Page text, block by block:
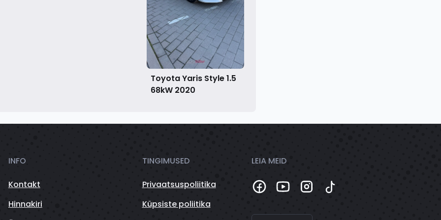
Toyota Yaris Style 1.5
68kW 2020
INFO
Kontakt
Hinnakiri
TINGIMUSED
Privaatsuspoliitika
Küpsiste poliitika
LEIA MEID